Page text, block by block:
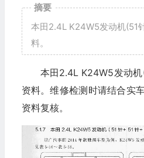
摘要
本田2.4L K24W5发动机(51
料。
本田2.4L K24W5发动
资料。维修检测时请结合实
资料复核。